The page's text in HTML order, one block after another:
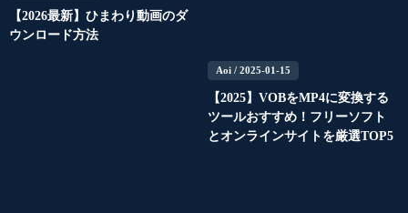
【2026最新】ひまわり動画のダ
ウンロード方法
Aoi/ 2025-01-15
【2025】VOBをMP4に変換する
ツールおすすめ！フリーソフト
とオンラインサイトを厳選TOP5